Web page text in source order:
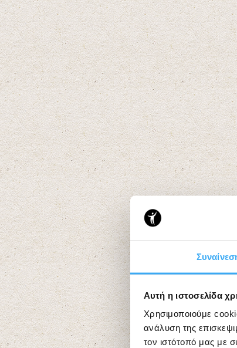
Αυτή η ιστοσελίδα
Χρησιμοποιούμε
ανάλυση της
τον ιστότοπό μας με